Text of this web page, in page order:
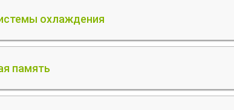
охлаждения
память